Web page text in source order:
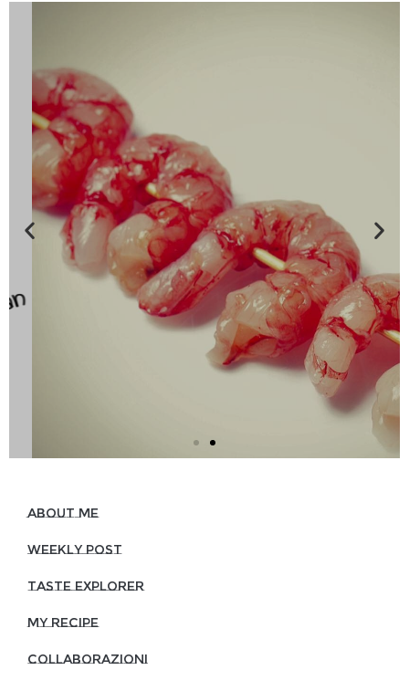
TASTE EXPLORER
Quattro domande per
allargare la tua mappa
gourmet
Quattro buone ragioni per
farsi tentare dal buono
Scopri
About Me
Weekly Post
Taste Explorer
My Recipe
Collaborazioni